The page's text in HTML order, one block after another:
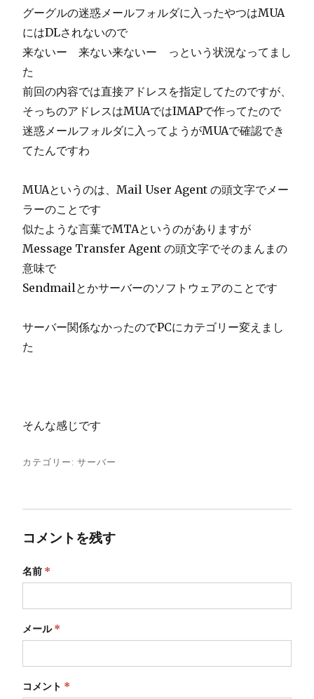
グーグルの迷惑メールフォルダに入ったやつはMUA
にはDLされないので
来ないー 来ない来ないー っという状況なってまし
た
前回の内容では直接アドレスを指定してたのですが、
そっちのアドレスはMUAではIMAPで作ってたので
迷惑メールフォルダに入ってようがMUAで確認でき
てたんですわ
MUAというのは、Mail User Agent の頭文字でメー
ラーのことです
似たような言葉でMTAというのがありますが
Message Transfer Agent の頭文字でそのまんまの
意味で
Sendmailとかサーバーのソフトウェアのことです
サーバー関係なかったのでPCにカテゴリー変えまし
た
そんな感じです
カテゴリー:サーバー
コメントを残す
名前 *
メール*
コメント *